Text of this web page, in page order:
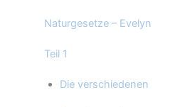
Naturgesetze – Evelyn
Teil 1
Die verschiedenen